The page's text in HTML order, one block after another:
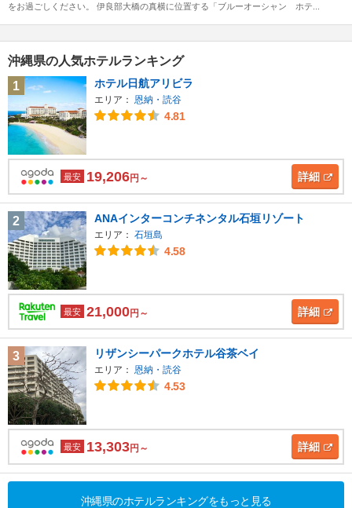
をお過ごしください。 伊良部大橋の真横に位置する「ブルーオーシャン ホテ...
沖縄県の人気ホテルランキング
1
ホテル日航アリビラ
エリア： 恩納・読谷
4.81
最安 19,206円～ 詳細
2 ANAインターコンチネンタル石垣リゾート
エリア： 石垣島
4.58
最安 21,000円～ 詳細
3 リザンシーパークホテル谷茶ベイ
エリア： 恩納・読谷
4.53
最安 13,303円～ 詳細
沖縄県のホテルランキングをもっと見る